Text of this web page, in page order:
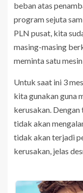
beban atas
program sejuta
PLN pusat, kita
masing-masing
meminta satu
Untuk saat ini 3
kita gunakan guna
kerusakan.
tidak akan
tidak akan terjadi
kerusakan, jelas